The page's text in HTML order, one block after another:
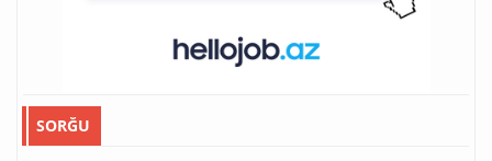
SORĞU